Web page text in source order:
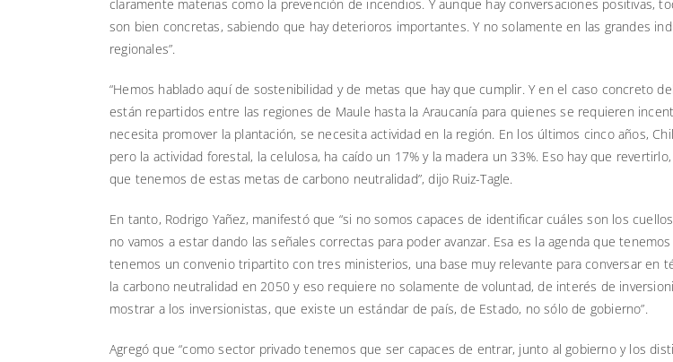
claramente materias como la prevención de incendios. Y aunque hay conversaciones positivas,
son bien concretas, sabiendo que hay deterioros importantes. Y no solamente en las grandes
regionales”.
“Hemos hablado aquí de sostenibilidad y de metas que hay que cumplir. Y en el caso concreto
están repartidos entre las regiones de Maule hasta la Araucanía para quienes se requieren
necesita promover la plantación, se necesita actividad en la región. En los últimos cinco años,
pero la actividad forestal, la celulosa, ha caído un 17% y la madera un 33%. Eso hay que
que tenemos de estas metas de carbono neutralidad”, dijo Ruiz-Tagle.
En tanto, Rodrigo Yañez, manifestó que “si no somos capaces de identificar cuáles son los
no vamos a estar dando las señales correctas para poder avanzar. Esa es la agenda que
tenemos un convenio tripartito con tres ministerios, una base muy relevante para conversar en
la carbono neutralidad en 2050 y eso requiere no solamente de voluntad, de interés de
mostrar a los inversionistas, que existe un estándar de país, de Estado, no sólo de gobierno”.
Agregó que “como sector privado tenemos que ser capaces de entrar, junto al gobierno y los